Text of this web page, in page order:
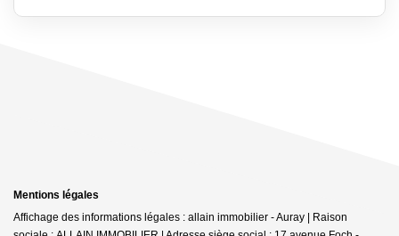
Mentions légales
Affichage des informations légales : allain immobilier - Auray | Raison